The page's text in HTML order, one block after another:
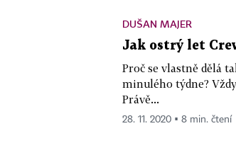
DUŠAN MAJER
Jak ostrý let
Proč se vlastně dělá
minulého týdne?
Právě...
28. 11. 2020 ▪ 8 min. čtení